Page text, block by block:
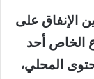
الإنفاق على
الخاص أحد
المحلي،